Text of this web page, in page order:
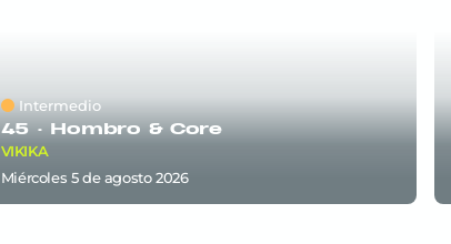
Intermedio
45 · Hombro & Core
VIKIKA
miércoles 5deagosto 2026